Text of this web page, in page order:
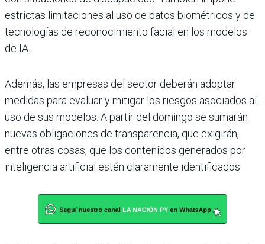
estrictas limitaciones al uso de datos biométricos y de
tecnologías de reconocimiento facial en los modelos
de IA.
Además, las empresas del sector deberán adoptar
medidas para evaluar y mitigar los riesgos asociados al
uso de sus modelos. A partir del domingo se sumarán
nuevas obligaciones de transparencia, que exigirán,
entre otras cosas, que los contenidos generados por
inteligencia artificial estén claramente identificados.